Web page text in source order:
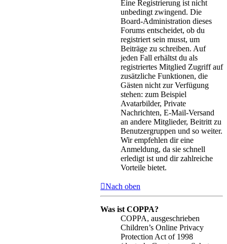
Eine Registrierung ist nicht
unbedingt zwingend. Die
Board-Administration dieses
Forums entscheidet, ob du
registriert sein musst, um
Beiträge zu schreiben. Auf
jeden Fall erhältst du als
registriertes Mitglied Zugriff auf
zusätzliche Funktionen, die
Gästen nicht zur Verfügung
stehen: zum Beispiel
Avatarbilder, Private
Nachrichten, E-Mail-Versand
an andere Mitglieder, Beitritt zu
Benutzergruppen und so weiter.
Wir empfehlen dir eine
Anmeldung, da sie schnell
erledigt ist und dir zahlreiche
Vorteile bietet.
Nach oben
Was ist COPPA?
COPPA, ausgeschrieben
Children’s Online Privacy
Protection Act of 1998